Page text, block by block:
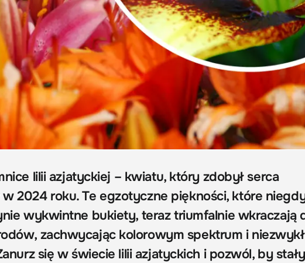
lilii azjatyckiej – kwiatu, który zdobył serca
2024 roku. Te egzotyczne piękności, które
wykwintne bukiety, teraz triumfalnie wkraczają
zachwycając kolorowym spektrum i
się w świecie lilii azjatyckich i pozwól, by